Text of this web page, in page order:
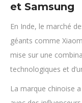
et Samsung
En Inde, le marché
géants comme
mise sur une
technologiques et
La marque chinoise